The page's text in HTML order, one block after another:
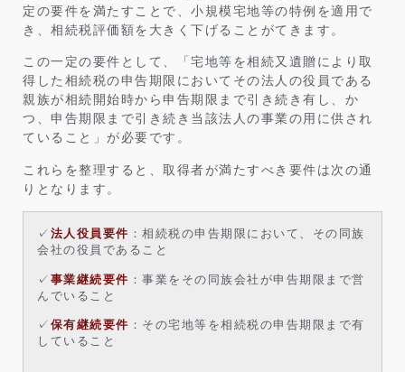
定の要件を満たすことで、小規模宅地等の特例を適用で
き、相続税評価額を大きく下げることがてきます。
この一定の要件として、「宅地等を相続又遺贈により取
得した相続税の申告期限においてその法人の役員である
親族が相続開始時から申告期限まで引き続き有し、か
つ、申告期限まで引き続き当該法人の事業の用に供され
ていること」が必要です。
これらを整理すると、取得者が満たすべき要件は次の通
りとなります。
✓ 法人役員要件 ：相続税の申告期限において、その同族
会社の役員であること
✓ 事業継続要件 ：事業をその同族会社が申告期限まで営
んでいること
✓ 保有継続要件 ：その宅地等を相続税の申告期限まで有
していること